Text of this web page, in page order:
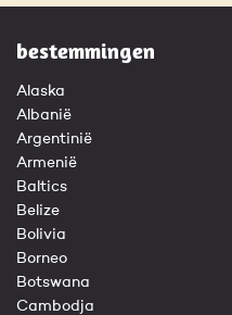
bestemmingen
Alaska
Albanië
Argentinië
Armenië
Baltics
Belize
Bolivia
Borneo
Botswana
Cambodja